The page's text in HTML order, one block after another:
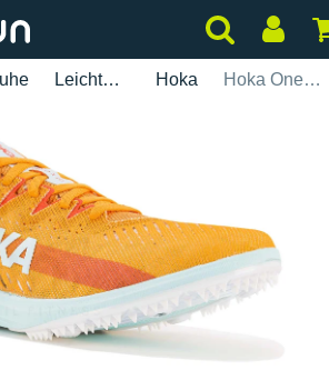
Leichtathletik Hoka Hoka One One Cielo X LD Herren